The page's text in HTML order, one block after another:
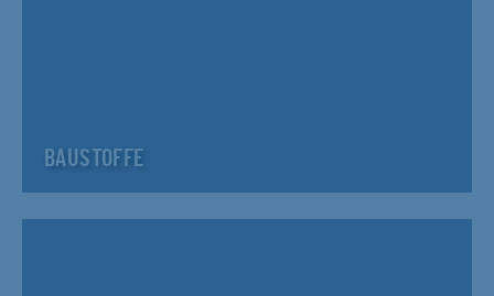
BAUSTOFFE